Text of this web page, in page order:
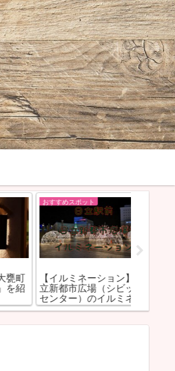
おすすめスポット
【イルミネーション】日
立新都市広場（シビック
センター）のイルミネー
ション